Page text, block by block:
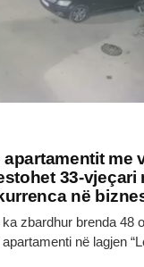
me
33-vjeçari
në
zbardhur brenda 48
në lagjen